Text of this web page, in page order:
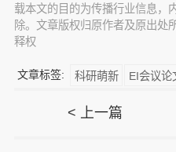
载本文的目的为传播行业信息，
除。文章版权归原作者及原出处
释权
文章标签: 科研萌新 EI会议论
< 上一篇